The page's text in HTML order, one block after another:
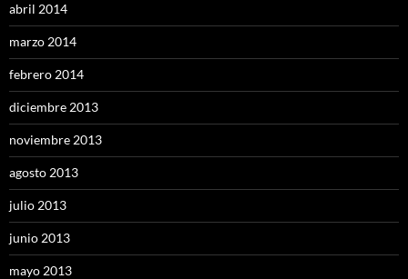
abril 2014
marzo 2014
febrero 2014
diciembre 2013
noviembre 2013
agosto 2013
julio 2013
junio 2013
mayo 2013